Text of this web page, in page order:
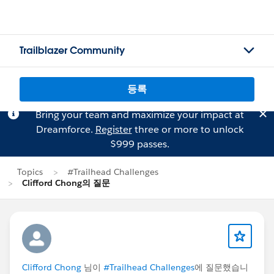
Trailblazer Community
등록
Bring your team and maximize your impact at
Dreamforce. Registerthree or more to unlock
$999 passes.
Topics
#Trailhead Challenges
Clifford Chong의 질문
Clifford Chong 님이 #Trailhead Challenges에 질문했습니